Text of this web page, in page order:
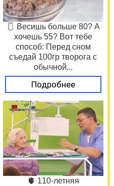
🩱 Весишь больше 80? А
хочешь 55? Вот тебе
способ: Перед сном
съедай 100гр творога с
обычной...
Подробнее
🫀 110-летняя